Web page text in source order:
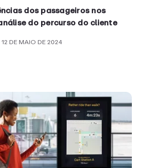
dos passageiros nos
do percurso do cliente
12 DE MAIO DE 2024